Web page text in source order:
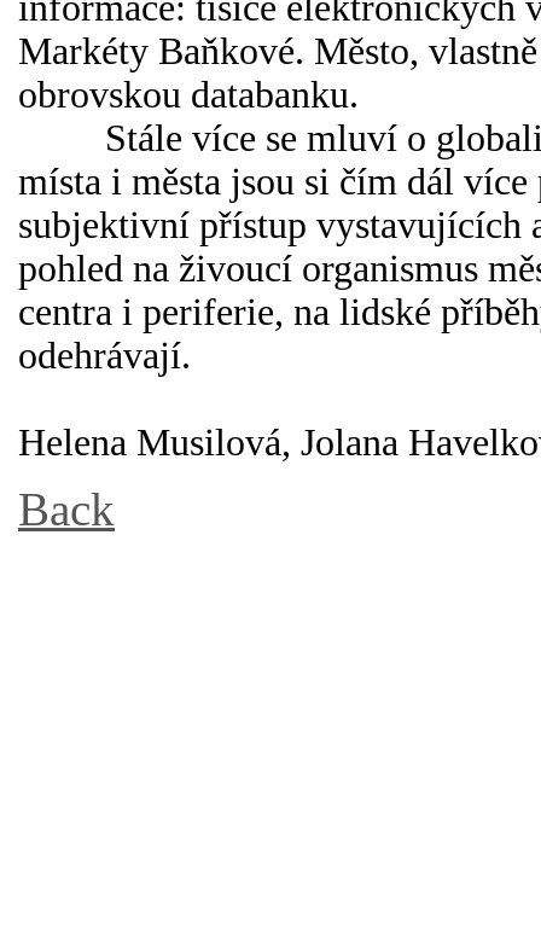
Markéty Baňkové. Město,
obrovskou databanku.
Stále více se mluví o
místa i města jsou si čím dál
subjektivní přístup vystavujících
pohled na živoucí organismus
centra i periferie, na lidské
odehrávají.
Helena Musilová, Jolana
Back